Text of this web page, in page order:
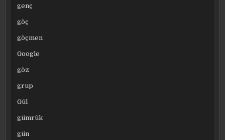
genç
göç
göçmen
Google
göz
grup
Gül
gümrük
gün